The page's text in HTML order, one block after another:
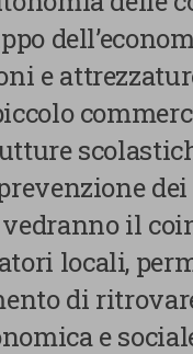
e
il
locali,
di
e